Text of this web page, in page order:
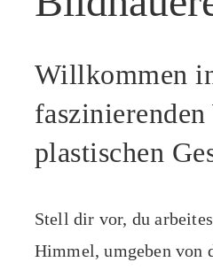
Willkommen
plastischen
Stell dir vor, du
Himmel, umgeben von